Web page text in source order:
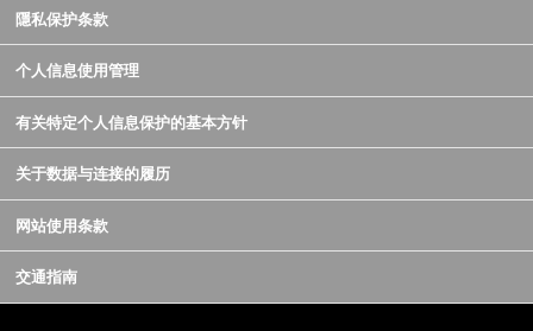
隱私保护条款
个人信息使用管理
有关特定个人信息保护的基本方针
关于数据与连接的履历
网站使用条款
交通指南